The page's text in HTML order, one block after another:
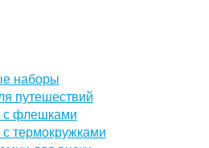
наборы
путешествий
с флешками
термокружками